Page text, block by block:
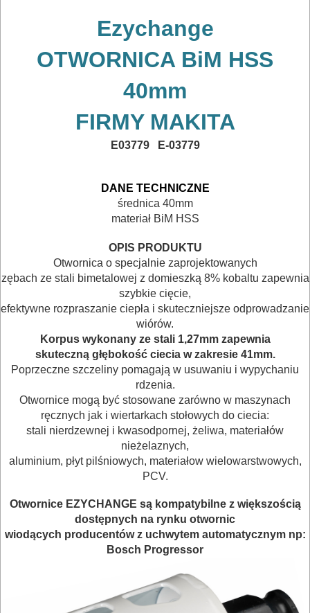
TRANSPORTOWANIE
POMIAROWE
GLAZURNICZE
URZĄDZENIA
BUDOWLANE
MASZYNY
BRUKARSKIE
OBRÓBKA
DREWNA
OBRÓBKA
METALU
I
RĘCZNE
Ezychange
OTWORNICA BiM HSS
40mm
FIRMY MAKITA
E03779 E-03779
DANE TECHNICZNE
średnica 40mm
materiał BiM HSS
OPIS PRODUKTU
Otwornica o specjalnie zaprojektowanych
zębach ze stali bimetalowej z domieszką 8% kobaltu zapewnia
szybkie cięcie,
efektywne rozpraszanie ciepła i skuteczniejsze odprowadzanie
wiórów.
Korpus wykonany ze stali 1,27mm zapewnia
skuteczną głębokość ciecia w zakresie 41mm.
Poprzeczne szczeliny pomagają w usuwaniu i wypychaniu
rdzenia.
Otwornice mogą być stosowane zarówno w maszynach
ręcznych jak i wiertarkach stołowych do ciecia:
stali nierdzewnej i kwasodpornej, żeliwa, materiałów
nieżelaznych,
aluminium, płyt pilśniowych, materiałow wielowarstwowych,
PCV.
Otwornice EZYCHANGE są kompatybilne z większością
dostępnych na rynku otwornic
wiodących producentów z uchwytem automatycznym np:
Bosch Progressor